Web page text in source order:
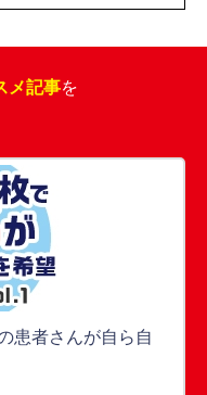
メ記事を
患者さんが自ら自